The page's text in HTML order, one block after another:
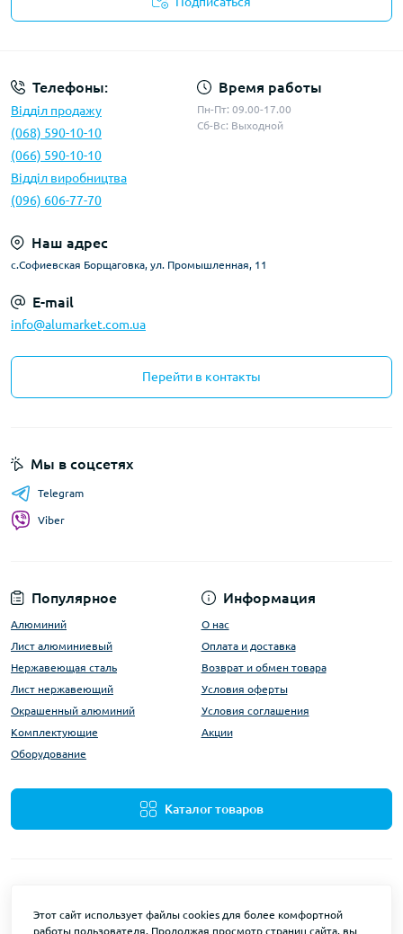
Телефоны:
Відділ продажу
(068) 590-10-10
(066) 590-10-10
Відділ виробництва
(096) 606-77-70
Время работы
Пн-Пт: 09.00-17.00
Сб-Вс: Выходной
Наш адрес
с.Софиевская Борщаговка, ул. Промышленная, 11
E-mail
info@alumarket.com.ua
Перейти в контакты
Популярное
Алюминий
Лист алюминиевый
Нержавеющая сталь
Лист нержавеющий
Окрашенный алюминий
Комплектующие
Оборудование
Информация
О нас
Оплата и доставка
Возврат и обмен товара
Условия оферты
Условия соглашения
Акции
Каталог товаров
Мы в соцсетях
Telegram
Viber
Этот сайт использует файлы cookies для более комфортной
работы пользователя. Продолжая просмотр страниц сайта, вы